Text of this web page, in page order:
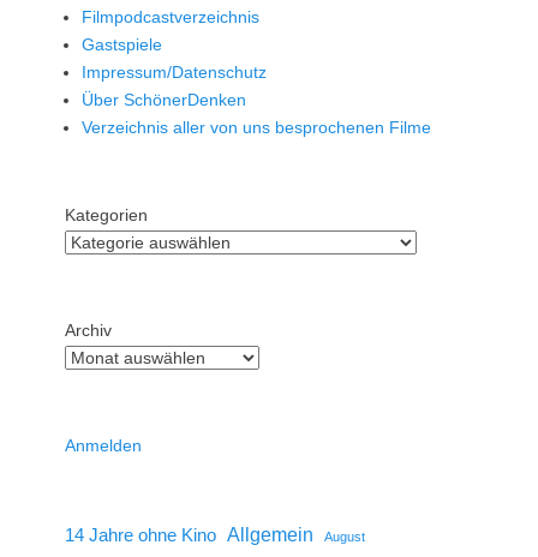
Filmpodcastverzeichnis
Gastspiele
Impressum/Datenschutz
Über SchönerDenken
Verzeichnis aller von uns besprochenen Filme
Kategorien
Archiv
Anmelden
14 Jahre ohne Kino Allgemein August